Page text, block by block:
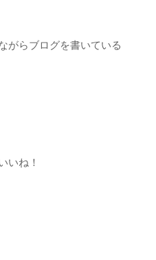
がらブログを書いている
いね！